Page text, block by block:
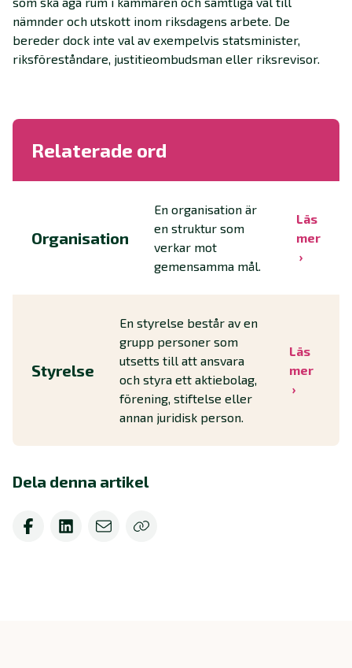
nämnder och utskott inom riksdagens arbete. De
bereder dock inte val av exempelvis statsminister,
riksföreståndare, justitieombudsman eller riksrevisor.
Relaterade ord
Organisation
En organisation är
en struktur som
verkar mot
gemensamma mål.
Läs
mer
Styrelse
En styrelse består av en
grupp personer som
utsetts till att ansvara
och styra ett aktiebolag,
förening, stiftelse eller
annan juridisk person.
Läs
mer
Dela denna artikel